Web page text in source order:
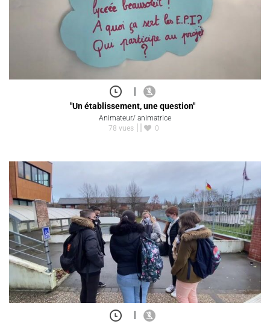
|
"Un établissement, une question"
Animateur/ animatrice
78 vues
0